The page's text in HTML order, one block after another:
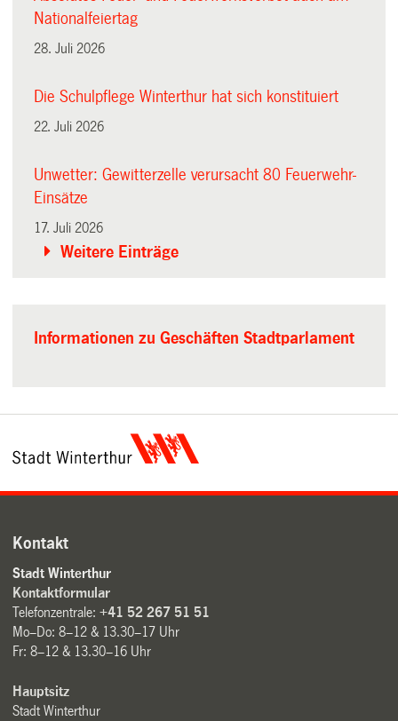
Nationalfeiertag
28. Juli 2026
Die Schulpflege Winterthur hat sich konstituiert
22. Juli 2026
Unwetter: Gewitterzelle verursacht 80 Feuerwehr-
Einsätze
17. Juli 2026
Weitere Einträge
Informationen zu Geschäften Stadtparlament
Kontakt
Stadt Winterthur
Kontaktformular
Telefonzentrale:+41 52 267 51 51
Mo–Do: 8–12 & 13.30–17 Uhr
Fr: 8–12 & 13.30–16 Uhr
Hauptsitz
Stadt Winterthur